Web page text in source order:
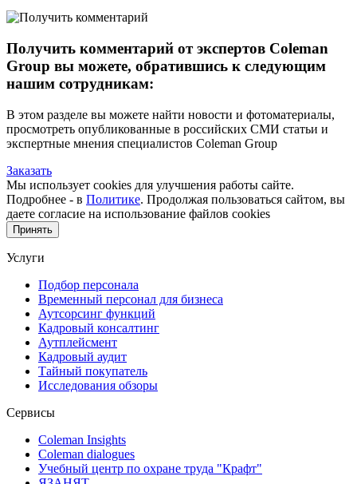
Получить комментарий от экспертов Coleman
Group вы можете, обратившись к следующим
нашим сотрудникам:
В этом разделе вы можете найти новости и фотоматериалы,
просмотреть опубликованные в российских СМИ статьи и
экспертные мнения специалистов Coleman Group
Заказать
Мы использует cookies для улучшения работы сайте.
Подробнее - в Политике. Продолжая пользоваться сайтом, вы
даете согласие на использование файлов cookies
Принять
Услуги
Подбор персонала
Временный персонал для бизнеса
Аутсорсинг функций
Кадровый консалтинг
Аутплейсмент
Кадровый аудит
Тайный покупатель
Исследования обзоры
Сервисы
Coleman Insights
Coleman dialogues
Учебный центр по охране труда "Крафт"